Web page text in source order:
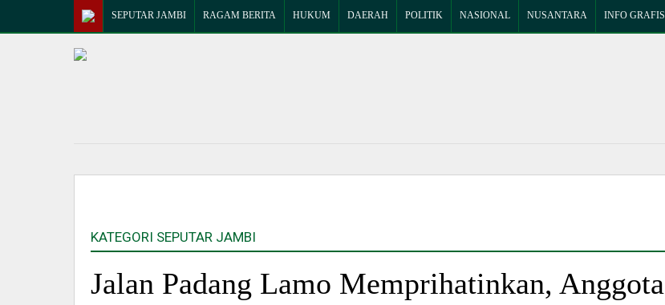
SEPUTAR JAMBI RAGAM BERITA HUKUM DAERAH POLITIK NASIONAL NUSANTARA INFO GRAFIS
KATEGORI SEPUTAR JAMBI
Jalan Padang Lamo Memprihatinkan, Anggota